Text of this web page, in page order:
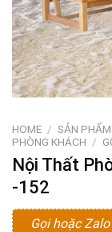
HOME / SẢN PHẨM
PHÒNG KHÁCH /
Nội Thất
-152
Gọi hoặc